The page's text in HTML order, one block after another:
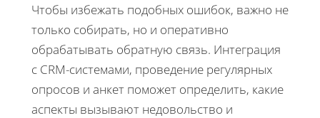
Чтобы избежать подобных ошибок, важно не
только собирать, но и оперативно
обрабатывать обратную связь. Интеграция
с CRM-системами, проведение регулярных
опросов и анкет поможет определить, какие
аспекты вызывают недовольство и